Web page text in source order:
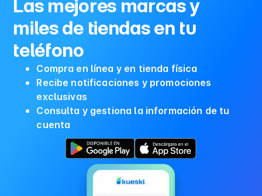
Las mejores marcas y
miles de tiendas en tu
teléfono
Compra en línea y en tienda física
Recibe notificaciones y promociones
exclusivas
Consulta y gestiona la información de tu
cuenta